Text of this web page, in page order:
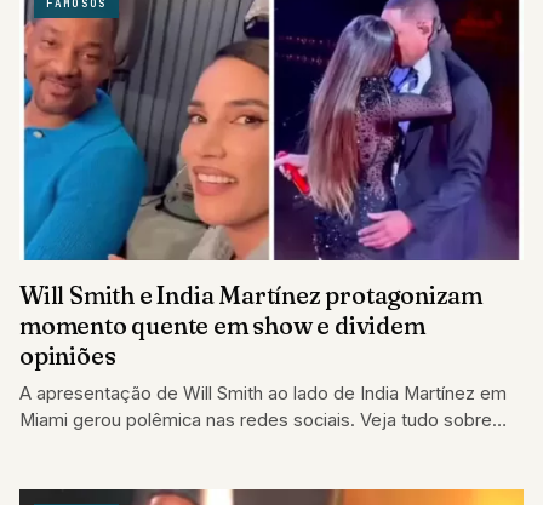
FAMOSOS
Will Smith e India Martínez protagonizam
momento quente em show e dividem
opiniões
A apresentação de Will Smith ao lado de India Martínez em
Miami gerou polêmica nas redes sociais. Veja tudo sobre